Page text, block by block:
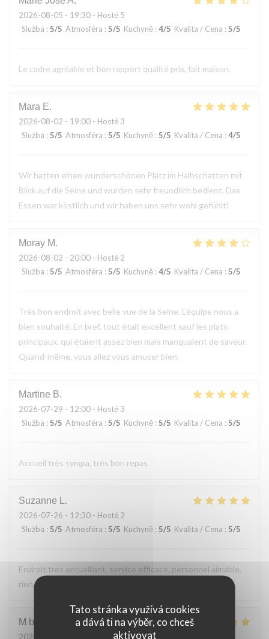
Tato stránka využívá cookies
a dává ti na výběr, co chceš
aktivovat
2026-08-05 - 19:30 - Hosté 5
Služba : 5/5 Atmosféra : 5/5 Kuchyně : 4/5 Kvalita / Cena : 5/5
Le cadre agréable et bon rapport qualité prix, fait maison.
Mara E
2026-08-02 - 19:00 - Hosté 3
Služba : 5/5 Atmosféra : 5/5 Kuchyně : 5/5 Kvalita / Cena : 4/5
Wir hatten einen wunderschönen Platz im Halbschatten mit
Blick auf die Seine und wurden sehr freundlich bedient. Das
Essen war köstlich und wir haben uns sehr wohl gefühlt!
Moray M
2026-08-02 - 20:00 - Hosté 2
Služba : 5/5 Atmosféra : 5/5 Kuchyně : 4/5 Kvalita / Cena : 5/5
Très bon endroit avec belle vue de la Seine. L'équipe nous a
bien souhaité. En bref, tout était excellent sauf les plats
principaux, qui étaient assez bien mais manquaient de saveur.
Quand-même, vous allez vous amuser bien.
Martine B
2026-07-29 - 12:00 - Hosté 3
Služba : 5/5 Atmosféra :5/5 Kuchyně :5/5 Kvalita / Cena : 5/5
Accueil très sympa, très bon repas
Suzanne L
2026-07-26 - 12:30 - Hosté 2
Služba : 5/5 Atmosféra : 5/5 Kuchyně : 5/5 Kvalita / Cena : 5/5
Endroit tres accueillant, service efficace, personnel aimable,
rien a reprocher sur les plats.
M bouchon
2026-07-24
- 19:30 - Hosté 2